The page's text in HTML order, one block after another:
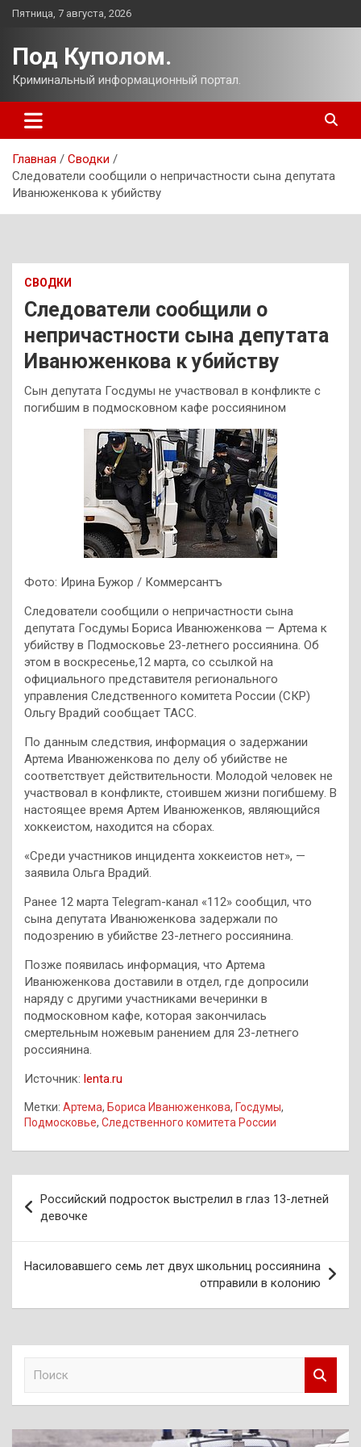
Перейти
Пятница, 7 августа, 2026
Под Куполом.
Криминальный информационный портал.
Главная
Сводки
Следователи сообщили о непричастности сына депутата
Иванюженкова к убийству
СВОДКИ
Следователи сообщили о
непричастности сына депутата
Иванюженкова к убийству
Сын депутата Госдумы не участвовал в конфликте с
погибшим в подмосковном кафе россиянином
Фото: Ирина Бужор / Коммерсантъ
Следователи сообщили о непричастности сына
депутата Госдумы Бориса Иванюженкова — Артема к
убийству в Подмосковье 23-летнего россиянина. Об
этом в воскресенье,12 марта, со ссылкой на
официального представителя регионального
управления Следственного комитета России (СКР)
Ольгу Врадий сообщает ТАСС.
По данным следствия, информация о задержании
Артема Иванюженкова по делу об убийстве не
соответствует действительности. Молодой человек не
участвовал в конфликте, стоившем жизни погибшему. В
настоящее время Артем Иванюженков, являющийся
хоккеистом, находится на сборах.
«Среди участников инцидента хоккеистов нет», —
заявила Ольга Врадий.
Ранее 12 марта Telegram-канал «112» сообщил, что
сына депутата Иванюженкова задержали по
подозрению в убийстве 23-летнего россиянина.
Позже появилась информация, что Артема
Иванюженкова доставили в отдел, где допросили
наряду с другими участниками вечеринки в
подмосковном кафе, которая закончилась
смертельным ножевым ранением для 23-летнего
россиянина.
Источник: lenta.ru
Метки: Артема, Бориса Иванюженкова, Госдумы,
Подмосковье, Следственного комитета России
по
записям
Российский подросток выстрелил в глаз 13-летней
девочке
Насиловавшего семь лет двух школьниц россиянина
отправили в колонию
к